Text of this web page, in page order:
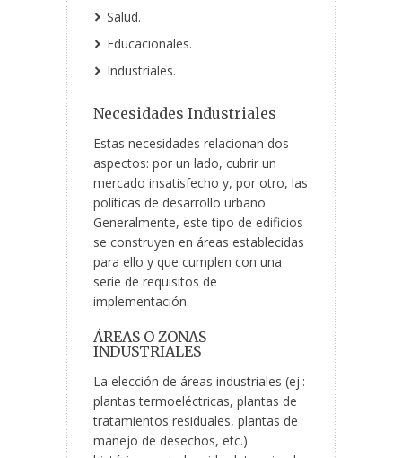
Salud.
Educacionales.
Industriales.
Necesidades Industriales
Estas necesidades relacionan dos
aspectos: por un lado, cubrir un
mercado insatisfecho y, por otro, las
políticas de desarrollo urbano.
Generalmente, este tipo de edificios
se construyen en áreas establecidas
para ello y que cumplen con una
serie de requisitos de
implementación.
ÁREAS O ZONAS
INDUSTRIALES
La elección de áreas industriales (ej.:
plantas termoeléctricas, plantas de
tratamientos residuales, plantas de
manejo de desechos, etc.)